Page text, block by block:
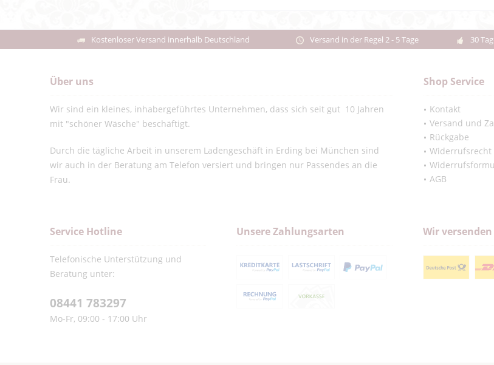
Kostenloser Versand innerhalb Deutschland Versand in der Regel 2 - 5 Tage 30
Über uns
Wir sind ein kleines, inhabergeführtes Unternehmen, dass sich seit gut 10 Jahren
mit "schöner Wäsche" beschäftigt.
Durch die tägliche Arbeit in unserem Ladengeschäft in Erding bei München sind
wir auch in der Beratung am Telefon versiert und bringen nur Passendes an die
Frau.
Shop Service
Kontakt
Versand und
Rückgabe
Widerrufsrecht
AGB
Service Hotline
Telefonische Unterstützung und
Beratung unter:
08441 783297
Mo-Fr, 09:00 - 17:00 Uhr
Unsere Zahlungsarten Wir